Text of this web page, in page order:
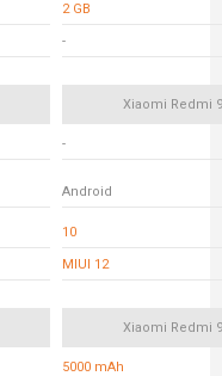
2 GB
-
Xiaomi Redmi
-
Android
10
MIUI 12
Xiaomi Redmi
5000 mAh